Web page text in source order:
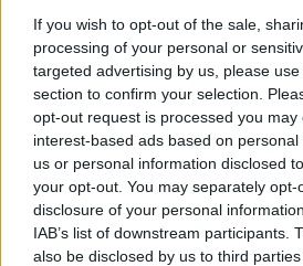
If you wish to opt-out of the sale,
processing of your personal or
targeted advertising by us, please
section to confirm your selection.
opt-out request is processed you may
interest-based ads based on
us or personal information disclosed
your opt-out. You may separately
disclosure of your personal
IAB’s list of downstream participants.
also be disclosed by us to third
latte e i tempi di stagionatura.
si consumano a scaglie per
complessità, mentre quelle
anche a preparazioni calde.
AUTORE
Alessandro